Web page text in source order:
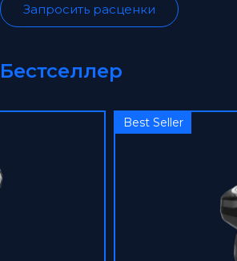
Запросить расценки
Бестселлер